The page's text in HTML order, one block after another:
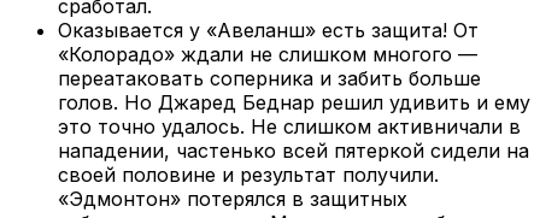
сработал.
Оказывается у «Авеланш» есть защита! От
«Колорадо» ждали не слишком многого —
переатаковать соперника и забить больше
голов. Но Джаред Беднар решил удивить и ему
это точно удалось. Не слишком активничали в
нападении, частенько всей пятеркой сидели на
своей половине и результат получили.
«Эдмонтон» потерялся в защитных